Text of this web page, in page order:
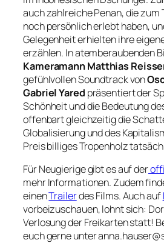
auch zahlreiche Penan, die zum
noch persönlich erlebt haben,
Gelegenheit erhielten ihre
erzählen. In atemberaubenden
Kameramann Matthias
gefühlvollen Soundtrack von
Gabriel Yared präsentiert der
Schönheit und die Bedeutung
offenbart gleichzeitig die
Globalisierung und des
Preis billiges Tropenholz
Für Neugierige gibt es auf der
mehr Informationen. Zudem
einenTrailerdes Films. Auch auf
vorbeizuschauen, lohnt sich:
Verlosung der Freikarten statt!
euch gerne unter